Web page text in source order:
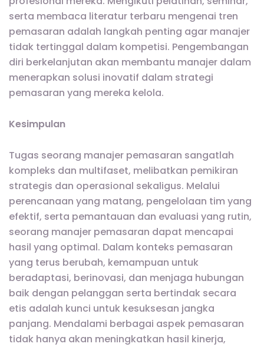
serta membaca literatur terbaru mengenai tren
pemasaran adalah langkah penting agar manajer
tidak tertinggal dalam kompetisi. Pengembangan
diri berkelanjutan akan membantu manajer dalam
menerapkan solusi inovatif dalam strategi
pemasaran yang mereka kelola.
Kesimpulan
Tugas seorang manajer pemasaran sangatlah
kompleks dan multifaset, melibatkan pemikiran
strategis dan operasional sekaligus. Melalui
perencanaan yang matang, pengelolaan tim yang
efektif, serta pemantauan dan evaluasi yang rutin,
seorang manajer pemasaran dapat mencapai
hasil yang optimal. Dalam konteks pemasaran
yang terus berubah, kemampuan untuk
beradaptasi, berinovasi, dan menjaga hubungan
baik dengan pelanggan serta bertindak secara
etis adalah kunci untuk kesuksesan jangka
panjang. Mendalami berbagai aspek pemasaran
tidak hanya akan meningkatkan hasil kinerja,